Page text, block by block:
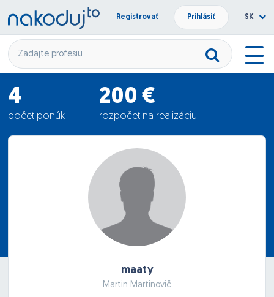
Registrovať Prihlásiť SK
4
počet ponúk
200 €
rozpočet na realizáciu
33.5 €
maaty
Martin Martinovič